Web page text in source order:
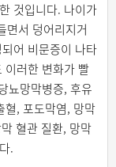
것입니다. 나이가
면서 덩어리지거
어 비문증이 나타
이러한 변화가 빨
뇨망막병증, 후유
혈, 포도막염, 망막
혈관 질환, 망막
.